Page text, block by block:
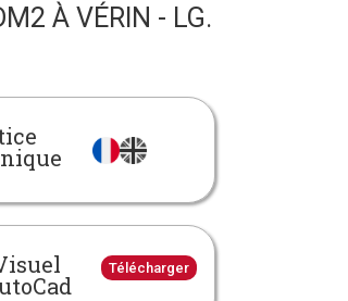
À VÉRIN - LG.
Télécharger